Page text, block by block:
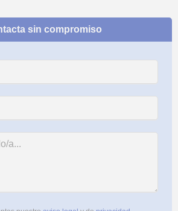
sin compromiso